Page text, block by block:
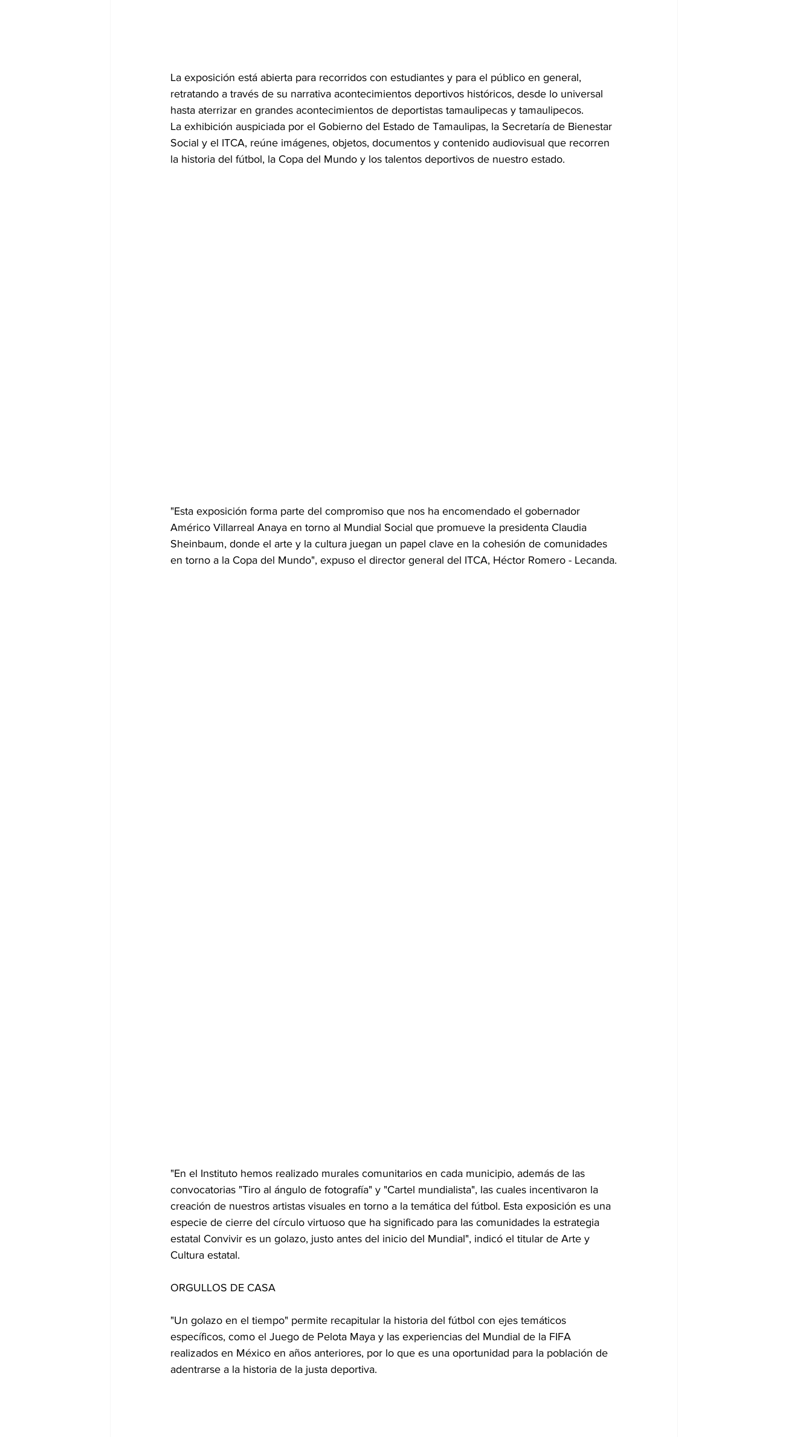
La exposición está abierta para recorridos con estudiantes y para el público en general,
retratando a través de su narrativa acontecimientos deportivos históricos, desde lo universal
hasta aterrizar en grandes acontecimientos de deportistas tamaulipecas y tamaulipecos.
La exhibición auspiciada por el Gobierno del Estado de Tamaulipas, la Secretaría de Bienestar
Social y el ITCA, reúne imágenes, objetos, documentos y contenido audiovisual que recorren
la historia del fútbol, la Copa del Mundo y los talentos deportivos de nuestro estado.
"Esta exposición forma parte del compromiso que nos ha encomendado el gobernador
Américo Villarreal Anaya en torno al Mundial Social que promueve la presidenta Claudia
Sheinbaum, donde el arte y la cultura juegan un papel clave en la cohesión de comunidades
en torno a la Copa del Mundo", expuso el director general del ITCA, Héctor Romero - Lecanda.
"En el Instituto hemos realizado murales comunitarios en cada municipio, además de las
convocatorias "Tiro al ángulo de fotografía" y "Cartel mundialista", las cuales incentivaron la
creación de nuestros artistas visuales en torno a la temática del fútbol. Esta exposición es una
especie de cierre del círculo virtuoso que ha significado para las comunidades la estrategia
estatal Convivir es un golazo, justo antes del inicio del Mundial", indicó el titular de Arte y
Cultura estatal.
ORGULLOS DE CASA
"Un golazo en el tiempo" permite recapitular la historia del fútbol con ejes temáticos
específicos, como el Juego de Pelota Maya y las experiencias del Mundial de la FIFA
realizados en México en años anteriores, por lo que es una oportunidad para la población de
adentrarse a la historia de la justa deportiva.